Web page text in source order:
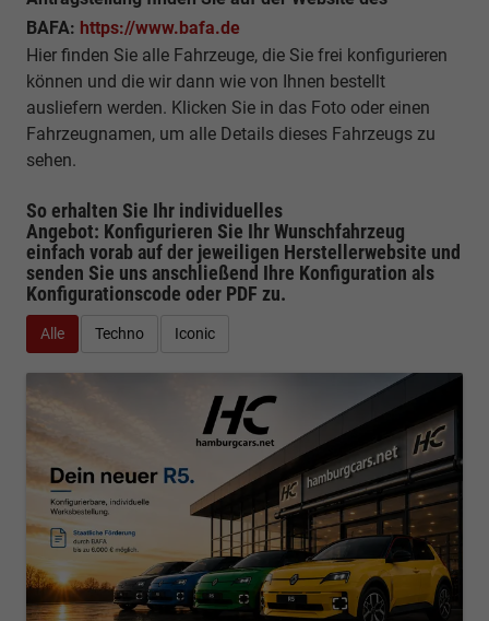
BAFA: https://www.bafa.de
Hier finden Sie alle Fahrzeuge, die Sie frei konfigurieren
können und die wir dann wie von Ihnen bestellt
ausliefern werden. Klicken Sie in das Foto oder einen
Fahrzeugnamen, um alle Details dieses Fahrzeugs zu
sehen.
So erhalten Sie Ihr individuelles
Angebot: Konfigurieren Sie Ihr Wunschfahrzeug
einfach vorab auf der jeweiligen Herstellerwebsite und
senden Sie uns anschließend Ihre Konfiguration als
Konfigurationscode oder PDF zu.
Alle Techno Iconic